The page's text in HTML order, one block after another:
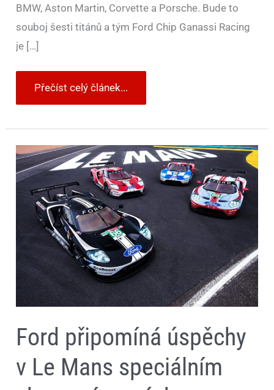
BMW, Aston Martin, Corvette a Porsche. Bude to
souboj šesti titánů a tým Ford Chip Ganassi Racing
je […]
Přečíst celý článek...
Ford připomíná úspěchy
v Le Mans speciálním
Ford
připomíná
úspěchy
Le
Mans
speciálním
zbarvením
svých
závodních
pro
letošní
závod